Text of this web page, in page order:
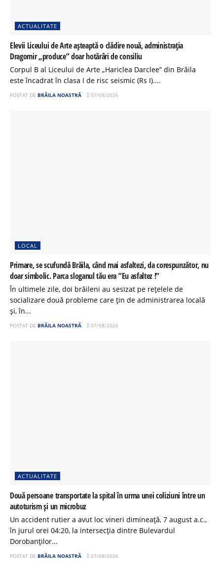
ACTUALITATE
Elevii Liceului de Arte așteaptă o clădire nouă, administrația
Dragomir „produce” doar hotărâri de consiliu
Corpul B al Liceului de Arte „Hariclea Darclee” din Brăila
este încadrat în clasa I de risc seismic (Rs I)....
POSTAT DE BRĂILA NOASTRĂ 07/08/2026
LOCAL
Primare, se scufundă Brăila, când mai asfaltezi, da corespunzător, nu
doar simbolic. Parca sloganul tău era ”Eu asfaltez !”
În ultimele zile, doi brăileni au sesizat pe rețelele de
socializare două probleme care țin de administrarea locală
și, în...
POSTAT DE BRĂILA NOASTRĂ 07/08/2026
ACTUALITATE
Două persoane transportate la spital în urma unei coliziuni între un
autoturism și un microbuz
Un accident rutier a avut loc vineri dimineață, 7 august a.c.,
în jurul orei 04:20, la intersecția dintre Bulevardul
Dorobanților...
POSTAT DE BRĂILA NOASTRĂ 07/08/2026